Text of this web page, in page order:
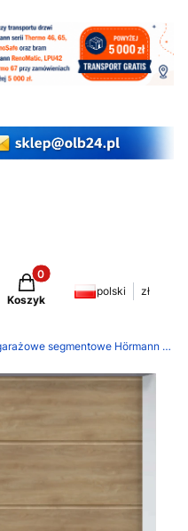
Produkty w koszyku: 0.
Koszyk
polski zł
Bramy garażowe segmentowe Hörmann LPU 42